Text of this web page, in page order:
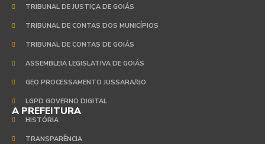
TRIBUNAL DE JUSTIÇA DE GOIÁS
TRIBUNAL DE CONTAS DOS MUNICÍPIOS
TRIBUNAL DE CONTAS DE GOIÁS
ASSEMBLEIA LEGISLATIVA DE GOIÁS
GEO PROCESSAMENTO JUSSARA/GO
LGPD GOVERNO DIGITAL
A PREFEITURA
HISTÓRIA
TRANSPARÊNCIA